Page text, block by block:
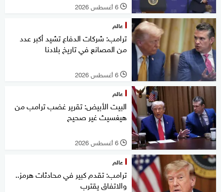
l 6 أغسطس 2026
عالم
ترامب: شركات الدفاع تشيد أكبر عدد
من المصانع في تاريخ بلادنا
l 6 أغسطس 2026
عالم
البيت الأبيض: تقرير غضب ترامب من
هيغسيث غير صحيح
l 6 أغسطس 2026
عالم
ترامب: تقدم كبير في محادثات هرمز..
والاتفاق يقترب